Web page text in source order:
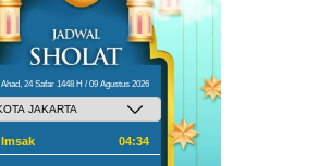
Ahad, 24 Safar 1448 H / 09 Agustus 2026
Imsak 04:34